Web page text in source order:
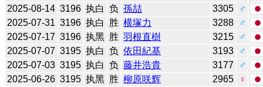
2025-08-14 3196 执白 负 孫喆 3305
♂
2025-07-31 3196 执白 胜 横塚力 3288
♂
2025-07-17 3196 执黑 胜 羽根直樹 3215
♂
2025-07-07 3195 执白 负 依田紀基 3193
♂
2025-07-03 3195 执白 负 藤井浩貴 3177
♂
2025-06-26 3195 执黑 胜 柳原咲辉 2965
♀